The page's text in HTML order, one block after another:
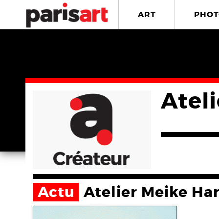
ART
Actu Atelier Meike